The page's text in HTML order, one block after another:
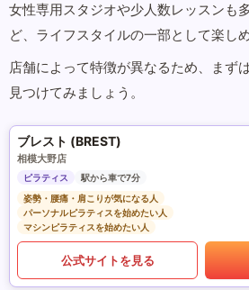
女性専用スタジオや少人数レッスンも
ど、ライフスタイルの一部として楽し
店舗によって特徴が異なるため、まず
見つけてみましょう。
ブレスト (BREST)
相模大野店
ピラティス
駅から車で7分
姿勢・腰痛・肩こりが気になる人
パーソナルピラティスを始めたい人
マシンピラティスを始めたい人
公式サイトを見る